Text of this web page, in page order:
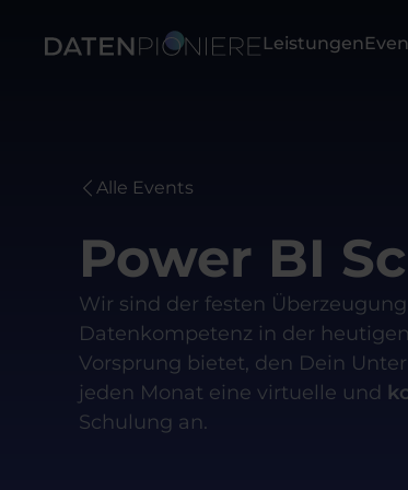
Leistungen
Alle Events
Power BI
Wir sind der festen
Datenkompetenz in der
Vorsprung bietet, den Dein
jeden Monat eine virtuelle und
Schulung an.